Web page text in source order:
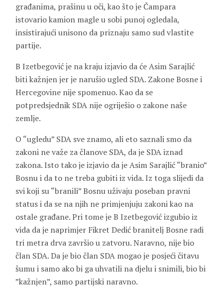
građanima, prašinu u oči, kao što je Čampara
istovario kamion magle u sobi punoj ogledala,
insistirajući unisono da priznaju samo sud vlastite
partije.
B Izetbegović je na kraju izjavio da će Asim Sarajlić
biti kažnjen jer je narušio ugled SDA. Zakone Bosne i
Hercegovine nije spomenuo. Kao da se
potpredsjednik SDA nije ogriješio o zakone naše
zemlje.
O “ugledu” SDA sve znamo, ali eto saznali smo da
zakoni ne važe za članove SDA, da je SDA iznad
zakona. Isto tako je izjavio da je Asim Sarajlić “branio”
Bosnu i da to ne treba gubiti iz vida. Iz toga slijedi da
svi koji su “branili” Bosnu uživaju poseban pravni
status i da se na njih ne primjenjuju zakoni kao na
ostale građane. Pri tome je B Izetbegović izgubio iz
vida da je naprimjer Fikret Dedić branitelj Bosne radi
tri metra drva završio u zatvoru. Naravno, nije bio
član SDA. Da je bio član SDA mogao je posjeći čitavu
šumu i samo ako bi ga uhvatili na djelu i snimili, bio bi
”kažnjen”, samo partijski naravno.